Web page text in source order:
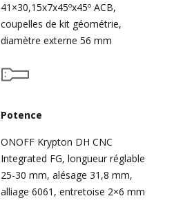
41×30,15x7x45ºx45º ACB,
coupelles de kit géométrie,
diamètre externe 56 mm
Potence
ONOFF Krypton DH CNC
Integrated FG, longueur réglable
25-30 mm, alésage 31,8 mm,
alliage 6061, entretoise 2×6 mm